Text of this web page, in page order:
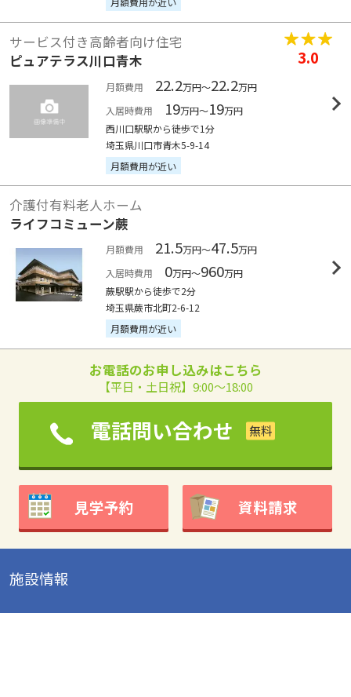
サービス付き高齢者向け住宅
ピュアテラス川口青木
3.0
月額費用 22.2万円～22.2万円
入居時費用
19万円～19万円
西川口駅駅から徒歩で1分
埼玉県川口市青木5-9-14
月額費用が近い
介護付有料老人ホーム
ライフコミューン蕨
月額費用 21.5万円～47.5万円
入居時費用
0万円～960万円
蕨駅駅から徒歩で2分
埼玉県蕨市北町2-6-12
月額費用が近い
お電話のお申し込みはこちら
【平日・土日祝】9:00～18:00
電話問い合わせ
見学予約 資料請求
施設情報